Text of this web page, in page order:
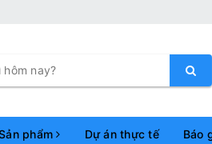
phẩm Dự án thực tế Báo